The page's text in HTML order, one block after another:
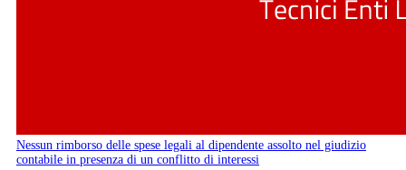
Nessun rimborso delle spese legali al dipendente assolto nel giudizio
contabile in presenza di un conflitto di interessi